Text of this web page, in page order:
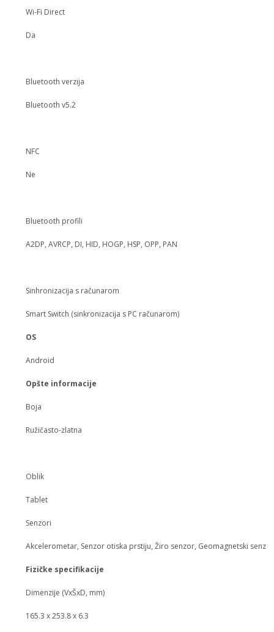
Wi-Fi Direct
Da
Bluetooth verzija
Bluetooth v5.2
NFC
Ne
Bluetooth profili
A2DP, AVRCP, DI, HID, HOGP, HSP, OPP, PAN
Sinhronizacija s računarom
Smart Switch (sinkronizacija s PC računarom)
OS
Android
Opšte informacije
Boja
Ružičasto-zlatna
Oblik
Tablet
Senzori
Akcelerometar, Senzor otiska prstiju, Žiro senzor, Geomagnetski
Fizičke specifikacije
Dimenzije (VxŠxD, mm)
165.3 x 253.8 x 6.3